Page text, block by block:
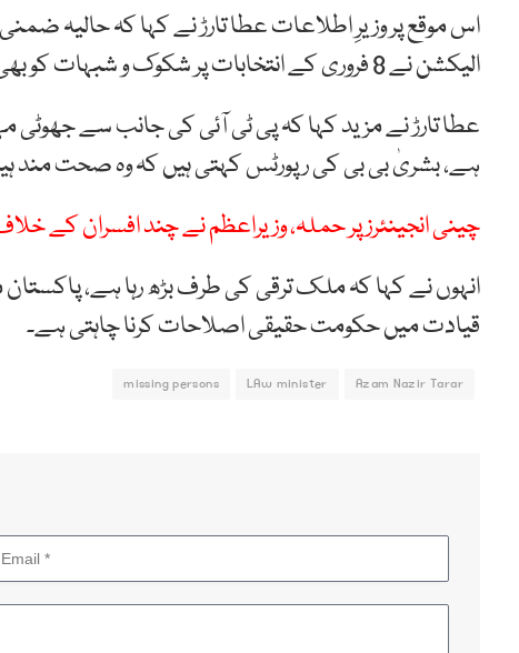
اس موقع پر وزیرِ اطلاعات عطا تارڑ نے کہا کہ حالیہ
الیکشن نے 8 فروری کے انتخابات پر شکوک و شبہات کو بھی ختم کر دیا ہے۔
عطا تارڑ نے مزید کہا کہ پی ٹی آئی کی جانب سے
ہے، بشریٰ بی بی کی رپورٹس کہتی ہیں کہ وہ صحت مند
چینی انجینئرز پر حملہ، وزیراعظم نے چند افسران کے
انہوں نے کہا کہ ملک ترقی کی طرف بڑھ رہا ہے،
قیادت میں حکومت حقیقی اصلاحات کرنا چاہتی ہے۔
Azam Nazir Tarar
LAw minister
missing persons